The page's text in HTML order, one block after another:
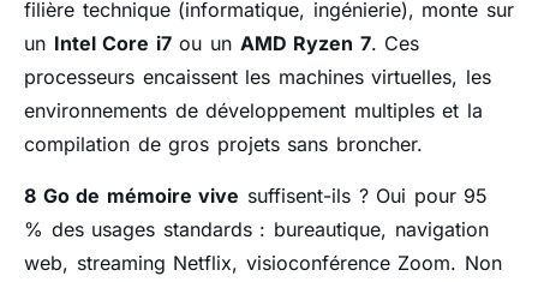
filière technique (informatique, ingénierie), monte sur
un Intel Core i7ou un AMD Ryzen 7. Ces
processeurs encaissent les machines virtuelles, les
environnements de développement multiples et la
compilation de gros projets sans broncher.
8 Go de mémoire vive suffisent-ils ? Oui pour 95
% des usages standards : bureautique, navigation
web, streaming Netflix, visioconférence Zoom. Non